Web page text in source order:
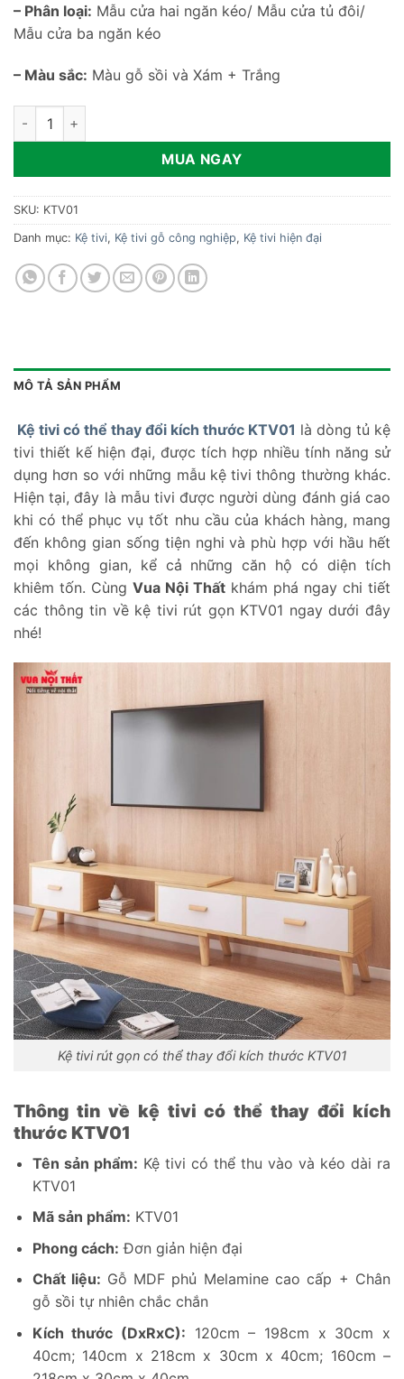
– Phân loại: Mẫu cửa hai ngăn kéo/ Mẫu cửa tủ đôi/
Mẫu cửa ba ngăn kéo
– Màu sắc: Màu gỗ sồi và Xám + Trắng
Kệ tivi có thể thay đổi kích thước KTV01 số lượng
MUA NGAY
SKU: KTV01
Danh mục: Kệ tivi, Kệ tivi gỗ công nghiệp, Kệ tivi hiện đại
MÔ TẢ SẢN PHẨM
Kệ tivi có thể thay đổi kích thước KTV01 là dòng tủ kệ
tivi thiết kế hiện đại, được tích hợp nhiều tính năng sử
dụng hơn so với những mẫu kệ tivi thông thường khác.
Hiện tại, đây là mẫu tivi được người dùng đánh giá cao
khi có thể phục vụ tốt nhu cầu của khách hàng, mang
đến không gian sống tiện nghi và phù hợp với hầu hết
mọi không gian, kể cả những căn hộ có diện tích
khiêm tốn. Cùng Vua Nội Thất khám phá ngay chi tiết
các thông tin về kệ tivi rút gọn KTV01 ngay dưới đây
nhé!
Kệ tivi rút gọn có thể thay đổi kích thước KTV01
Thông tin về kệ tivi có thể thay đổi kích
thước KTV01
Tên sản phẩm: Kệ tivi có thể thu vào và kéo dài ra
KTV01
Mã sản phẩm: KTV01
Phong cách: Đơn giản hiện đại
Chất liệu: Gỗ MDF phủ Melamine cao cấp + Chân
gỗ sồi tự nhiên chắc chắn
Kích thước (DxRxC): 120cm – 198cm x 30cm x
40cm; 140cm x 218cm x 30cm x 40cm; 160cm –